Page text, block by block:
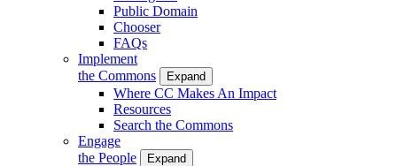
Public Domain
Chooser
FAQs
Implement
the Commons
Expand
Where CC Makes An Impact
Resources
Search the Commons
Engage
the People
Expand